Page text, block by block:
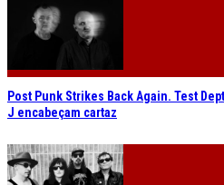
Post Punk Strikes Back Again. Test
J encabeçam cartaz